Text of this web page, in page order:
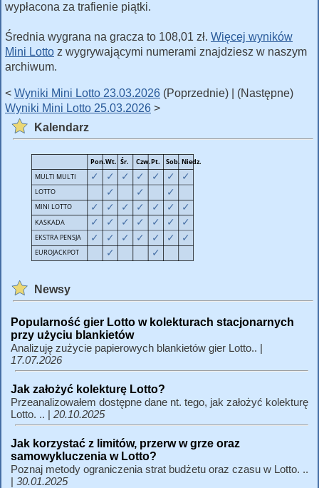
wypłacona za trafienie piątki.
Średnia wygrana na gracza to 108,01 zł. Więcej wyników
Mini Lotto z wygrywającymi numerami znajdziesz w naszym
archiwum.
< Wyniki Mini Lotto 23.03.2026 (Poprzednie) | (Następne)
Wyniki Mini Lotto 25.03.2026 >
Kalendarz
Newsy
Popularność gier Lotto w kolekturach stacjonarnych
przy użyciu blankietów
Analizuję zużycie papierowych blankietów gier Lotto.. |
17.07.2026
Jak założyć kolekturę Lotto?
Przeanalizowałem dostępne dane nt. tego, jak założyć kolekturę
Lotto. .. | 20.10.2025
Jak korzystać z limitów, przerw w grze oraz
samowykluczenia w Lotto?
Poznaj metody ograniczenia strat budżetu oraz czasu w Lotto. ..
| 30.01.2025